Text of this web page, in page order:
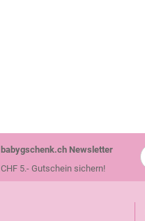
babygschenk.ch Newsletter
CHF 5.- Gutschein sichern!